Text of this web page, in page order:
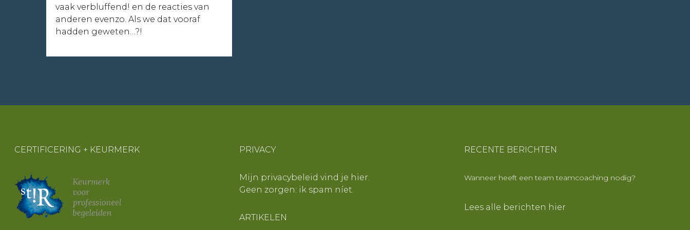
vaak verbluffend! en de reacties van
anderen evenzo. Als we dat vooraf
hadden geweten…?!
CERTIFICERING + KEURMERK PRIVACY
Mijn privacybeleid vind je hier
Geen zorgen: ik spam níet.
ARTIKELEN
RECENTE BERICHTEN
Wanneer heeft een team teamcoaching nodig?
Lees alle berichten hier